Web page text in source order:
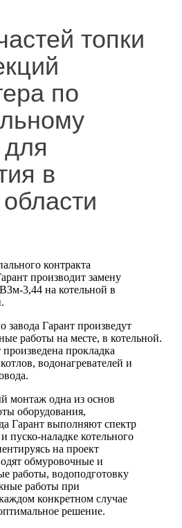
топки
по
для
в
контракта
производит замену
3,44 на котельной в
завода Гарант произведут
работы на месте, в котельной.
прокладка
водонагревателей и
монтаж одна из основ
оборудования,
Гарант выполняют спектр
пуско-наладке котельного
на проект
обмуровочные и
работы, водоподготовку
работы при
конкретном случае
решение.